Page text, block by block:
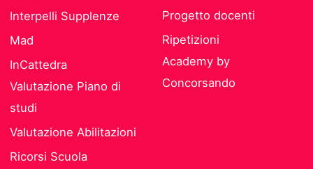
Interpelli Supplenze
Mad
InCattedra
Valutazione Piano di
studi
Valutazione Abilitazioni
Ricorsi Scuola
Progetto docenti
Ripetizioni
Academy by
Concorsando